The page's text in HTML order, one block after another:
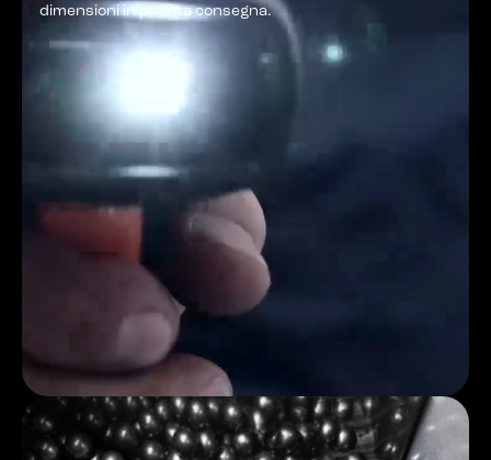
dimensioni in pronta consegna.